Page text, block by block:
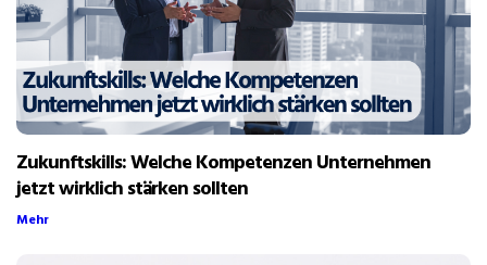
Zukunftskills: Welche Kompetenzen Unternehmen
jetzt wirklich stärken sollten
Mehr